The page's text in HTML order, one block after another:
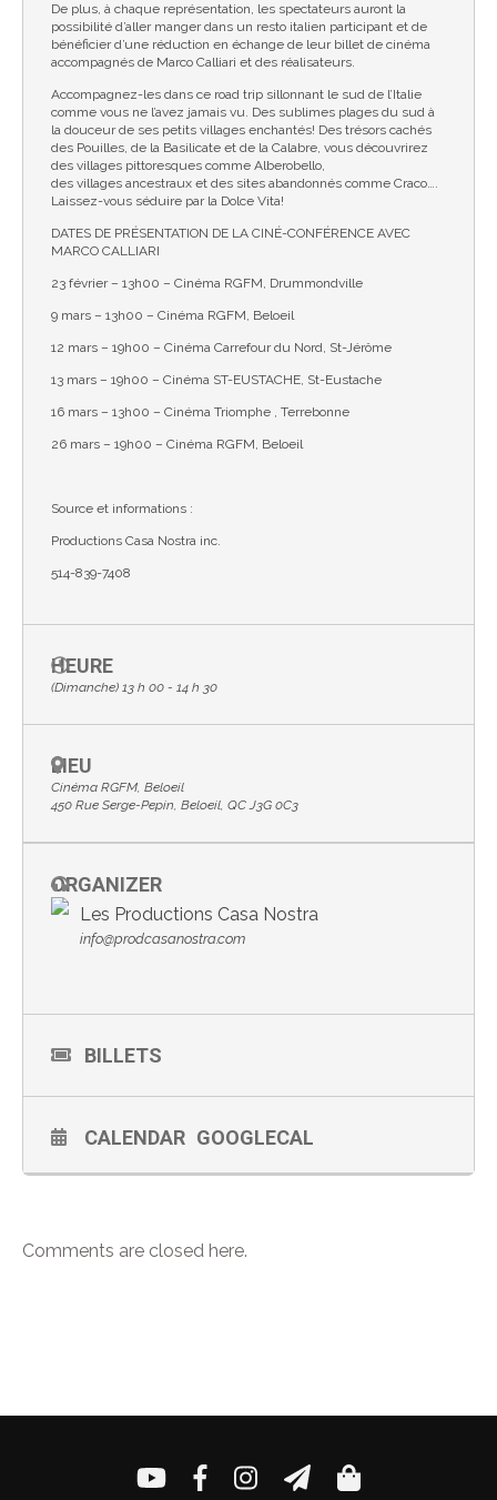
De plus, à chaque représentation, les spectateurs auront la
possibilité d’aller manger dans un resto italien participant et de
bénéficier d’une réduction en échange de leur billet de cinéma
accompagnés de Marco Calliari et des réalisateurs.
Accompagnez-les dans ce road trip sillonnant le sud de l’Italie
comme vous ne l’avez jamais vu. Des sublimes plages du sud à
la douceur de ses petits villages enchantés! Des trésors cachés
des Pouilles, de la Basilicate et de la Calabre, vous découvrirez
des villages pittoresques comme Alberobello,
des villages ancestraux et des sites abandonnés comme Craco….
Laissez-vous séduire par la Dolce Vita!
DATES DE PRÉSENTATION DE LA CINÉ-CONFÉRENCE AVEC
MARCO CALLIARI
23 février – 13h00 – Cinéma RGFM, Drummondville
9 mars – 13h00 – Cinéma RGFM, Beloeil
12 mars – 19h00 – Cinéma Carrefour du Nord, St-Jérôme
13 mars – 19h00 – Cinéma ST-EUSTACHE, St-Eustache
16 mars – 13h00 – Cinéma Triomphe , Terrebonne
26 mars – 19h00 – Cinéma RGFM, Beloeil
Source et informations :
Productions Casa Nostra inc.
514-839-7408
HEURE
(Dimanche) 13 h 00 - 14 h 30
LIEU
Cinéma RGFM, Beloeil
450 Rue Serge-Pepin, Beloeil, QC J3G 0C3
ORGANIZER
Les Productions Casa Nostra
info@prodcasanostra.com
BILLETS
CALENDAR GOOGLECAL
Comments are closed here.